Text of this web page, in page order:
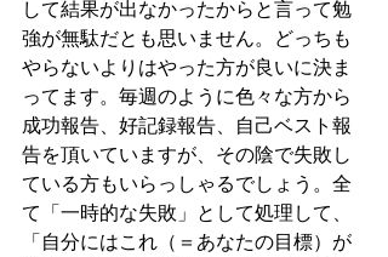
して結果が出なかったからと言って勉
強が無駄だとも思いません。どっちも
やらないよりはやった方が良いに決ま
ってます。毎週のように色々な方から
成功報告、好記録報告、自己ベスト報
告を頂いていますが、その陰で失敗し
ている方もいらっしゃるでしょう。全
て「一時的な失敗」として処理して、
「自分にはこれ（＝あなたの目標）が